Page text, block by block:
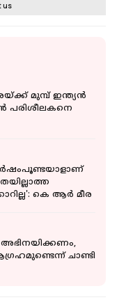
us
മുമ്പ് ഇന്ത്യൻ
പരിശീലകനെ
കെ ആർ മീര
അഭിനയിക്കണം,
ചാണ്ടി